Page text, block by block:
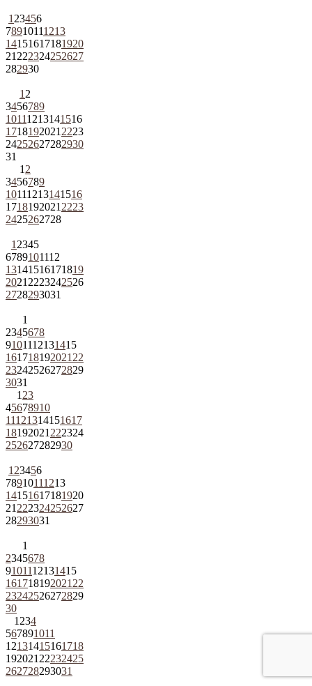
1 23456
78910111213
14151617181920
21 222324252627
282930
1 2
3456789
10111213141516
1718192021 2223
24252627282930
31
1 2
3456789
10111213141516
1718192021 2223
2425262728
1 2345
6789101112
13141516171819
2021 2223242526
2728293031
1
2345678
9101112131415
161718192021 22
23242526272829
3031
1 23
45678910
11121314151617
18192021 222324
252627282930
1 23456
78910111213
14151617181920
21 222324252627
28293031
1
2345678
9101112131415
161718192021 22
23242526272829
30
1 234
567891011
12131415161718
192021 22232425
262728293031